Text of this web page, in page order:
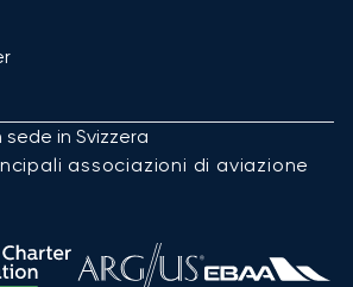
in Svizzera
associazioni di aviazione